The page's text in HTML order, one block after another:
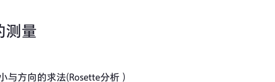
测量
与方向的求法(Rosette分析）